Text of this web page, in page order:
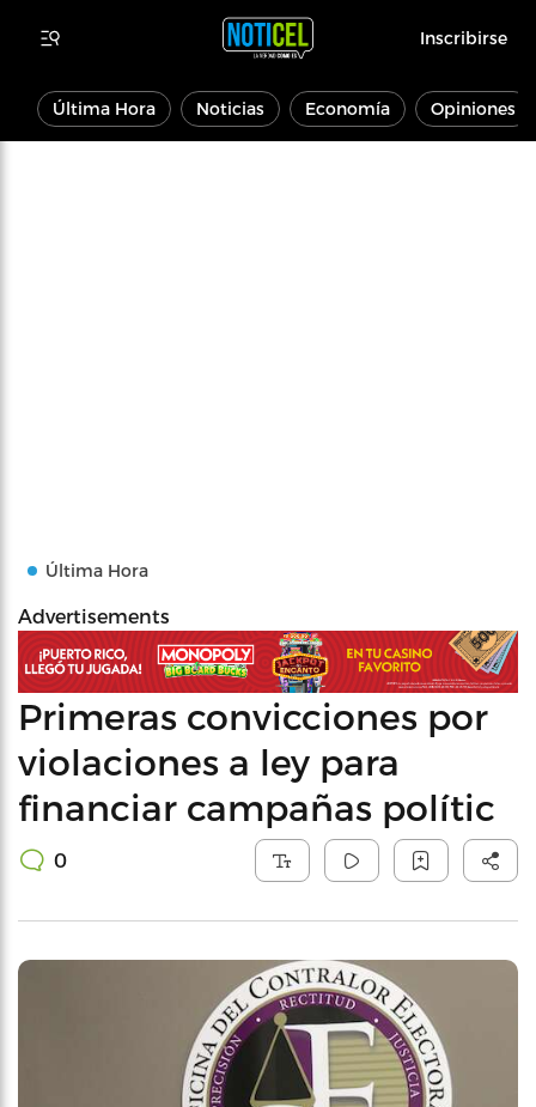
Inscribirse
Última Hora Noticias Economía Opiniones
Última Hora
Advertisements
Primeras convicciones por
violaciones a ley para
financiar campañas polític
0